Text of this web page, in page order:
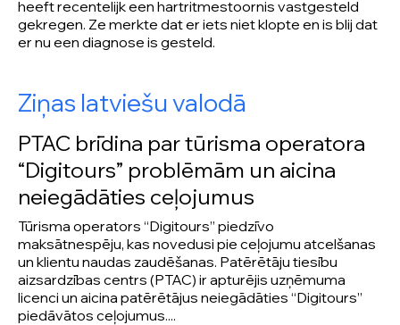
heeft recentelijk een hartritmestoornis vastgesteld
gekregen. Ze merkte dat er iets niet klopte en is blij dat
er nu een diagnose is gesteld.
Ziņas latviešu valodā
PTAC brīdina par tūrisma operatora
“Digitours” problēmām un aicina
neiegādāties ceļojumus
Tūrisma operators “Digitours” piedzīvo
maksātnespēju, kas novedusi pie ceļojumu atcelšanas
un klientu naudas zaudēšanas. Patērētāju tiesību
aizsardzības centrs (PTAC) ir apturējis uzņēmuma
licenci un aicina patērētājus neiegādāties “Digitours”
piedāvātos ceļojumus....